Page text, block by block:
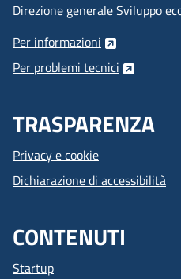
Direzione generale Sviluppo
Per informazioni
Per problemi tecnici
TRASPARENZA
Privacy e cookie
Dichiarazione di accessibilità
CONTENUTI
Startup